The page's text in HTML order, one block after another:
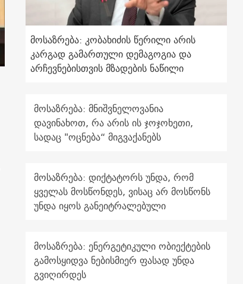
მოსაზრება: კობახიძის წერილი არის
კარგად გამართული დემაგოგია და
არჩევნებისთვის მზადების ნაწილი
მოსაზრება: მნიშვნელოვანია
დავინახოთ, რა არის ის ჯოჯოხეთი,
სადაც "ოცნება“ მიგვაქანებს
მოსაზრება: დიქტატორს უნდა, რომ
ყველას მოსწონდეს, ვისაც არ მოსწონს
უნდა იყოს განეიტრალებული
მოსაზრება: ენერგეტიკული ობიექტების
გამოსყიდვა ნებისმიერ ფასად უნდა
გვიღირდეს